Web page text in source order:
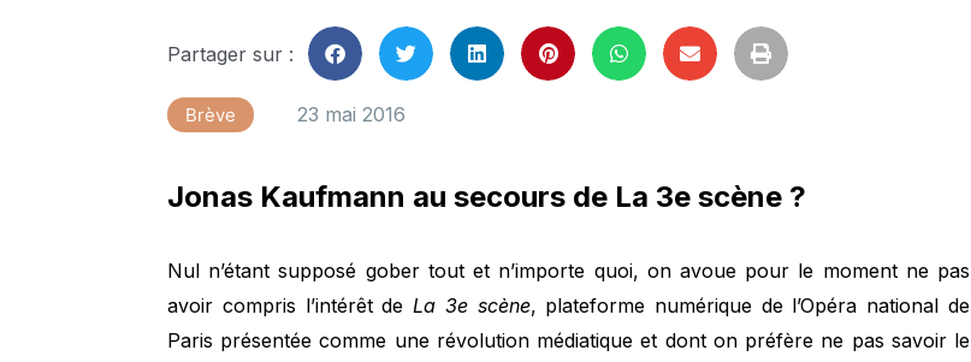
Partager sur :
Brève 23 mai 2016
Jonas Kaufmann au secours de La 3e scène ?
Nul n’étant supposé gober tout et n’importe quoi, on avoue pour le moment ne pas
avoir compris l’intérêt deLa 3e scène, plateforme numérique de l’Opéra national de
Paris présentée comme une révolution médiatique et dont on préfère ne pas savoir le